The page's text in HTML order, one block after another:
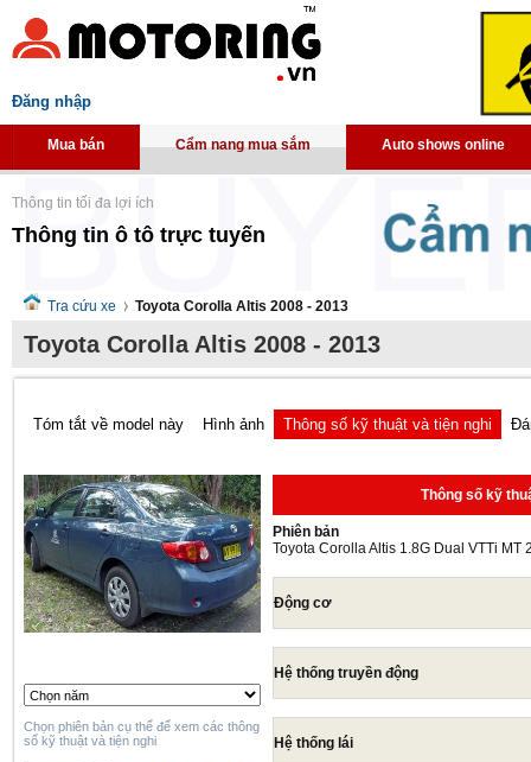
Đăng nhập
Mua bán Cẩm nang mua sắm Auto shows online
Thông tin tối đa lợi ích
Thông tin ô tô trực tuyến
Tra cứu xe Toyota Corolla Altis 2008 - 2013
Toyota Corolla Altis 2008 - 2013
Tóm tắt về model này Hình ảnh Thông số kỹ thuật và tiện nghi
Chọn phiên bản cụ thể để xem các thông
số kỹ thuật và tiện nghi
Thông số kỹ
Phiên bản
Toyota Corolla Altis 1.8G Dual VTTi MT
Động cơ
Hệ thống truyền động
Hệ thống lái